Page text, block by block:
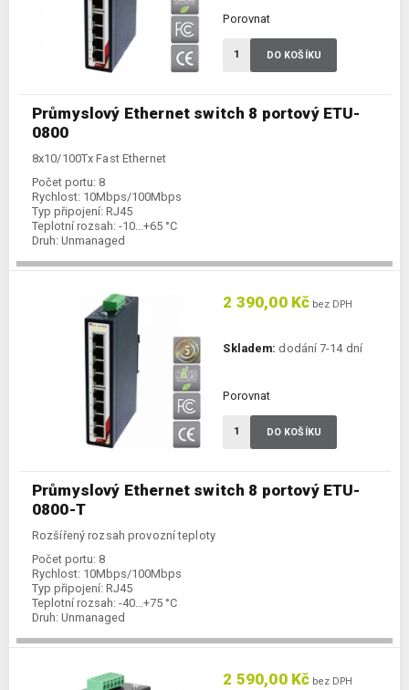
Průmyslový Ethernet switch 8 portový ETU-
0800
8x10/100Tx Fast Ethernet
Počet portu: 8
Rychlost: 10Mbps/100Mbps
Typ připojení: RJ45
Teplotní rozsah: -10...+65 °C
Druh: Unmanaged
Porovnat
DO KOŠÍKU
Průmyslový Ethernet switch 8 portový ETU-
0800-T
Rozšířený rozsah provozní teploty
Počet portu: 8
Rychlost: 10Mbps/100Mbps
Typ připojení: RJ45
Teplotní rozsah: -40…+75 °C
Druh: Unmanaged
2 390,00 Kč bez DPH
Skladem: dodání 7-14 dní
Porovnat
DO KOŠÍKU
2 590,00 Kč bez DPH